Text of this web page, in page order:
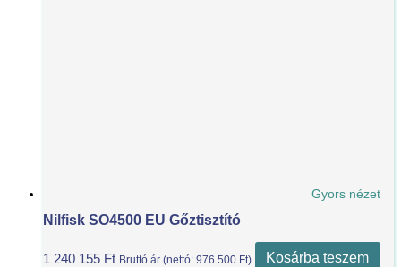
Gyors nézet
Nilfisk SO4500 EU Gőztisztító
1 240 155 Ft Bruttó ár (nettó: 976 500 Ft) Kosárba teszem